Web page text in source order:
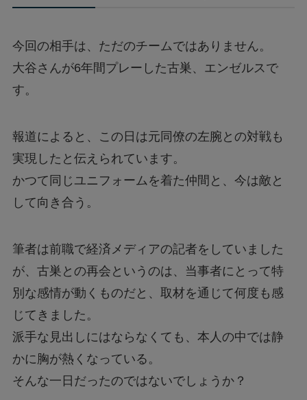
今回の相手は、ただのチームではありません。
大谷さんが6年間プレーした古巣、エンゼルスで
す。
報道によると、この日は元同僚の左腕との対戦も
実現したと伝えられています。
かつて同じユニフォームを着た仲間と、今は敵と
して向き合う。
筆者は前職で経済メディアの記者をしていました
が、古巣との再会というのは、当事者にとって特
別な感情が動くものだと、取材を通じて何度も感
じてきました。
派手な見出しにはならなくても、本人の中では静
かに胸が熱くなっている。
そんな一日だったのではないでしょうか？